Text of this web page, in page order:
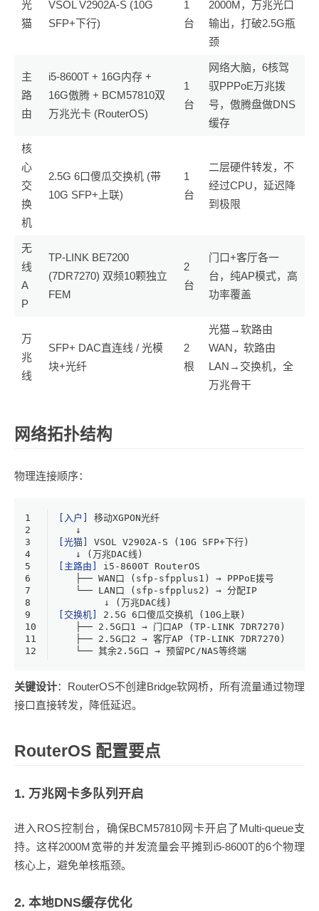
光
猫
VSOL V2902A-S (10G
SFP+下行)
1
台
2000M，万兆光口
输出，打破2.5G瓶
颈
主
路
由
i5-8600T + 16G内存 +
16G傲腾 + BCM57810双
万兆光卡 (RouterOS)
1
台
网络大脑，6核驾
驭PPPoE万兆拨
号，傲腾盘做DNS
缓存
核
心
交
换
机
2.5G 6口傻瓜交换机 (带
10G SFP+上联)
1
台
二层硬件转发，不
经过CPU，延迟降
到极限
无
线
A
P
TP-LINK BE7200
(7DR7270) 双频10颗独立
FEM
2
台
门口+客厅各一
台，纯AP模式，高
功率覆盖
万
兆
线
SFP+ DAC直连线 / 光模
块+光纤
2
根
光猫→软路由
WAN，软路由
LAN→交换机，全
万兆骨干
网络拓扑结构
物理连接顺序：
1
2
3
4
5
6
7
8
9
10
11
12
[入户]
移动XGPON光纤
   ↓
[光猫]
VSOL V2902A-S ( 10G SFP+下行)
   ↓ (万兆DAC线)
[主路由]
i5 -8600T RouterOS
   ├── WAN口 (sfp-sfpplus1) → PPPoE拨号
   └── LAN口 (sfp-sfpplus2) → 分配IP
        ↓ (万兆DAC线)
[交换机]
2.5G 6口傻瓜交换机 ( 10G上联)
   ├──
2.5G口1 → 门口AP (TP-LINK 7DR7270)
   ├──
2.5G口2 → 客厅AP (TP-LINK 7DR7270)
   └── 其余
2.5G口 → 预留PC/NAS等终端
关键设计：RouterOS不创建Bridge软网桥，所有流量通过物理
接口直接转发，降低延迟。
RouterOS 配置要点
1. 万兆网卡多队列开启
进入ROS控制台，确保BCM57810网卡开启了Multi-queue支
持。这样2000M宽带的并发流量会平摊到i5-8600T的6个物理
核心上，避免单核瓶颈。
2. 本地DNS缓存优化